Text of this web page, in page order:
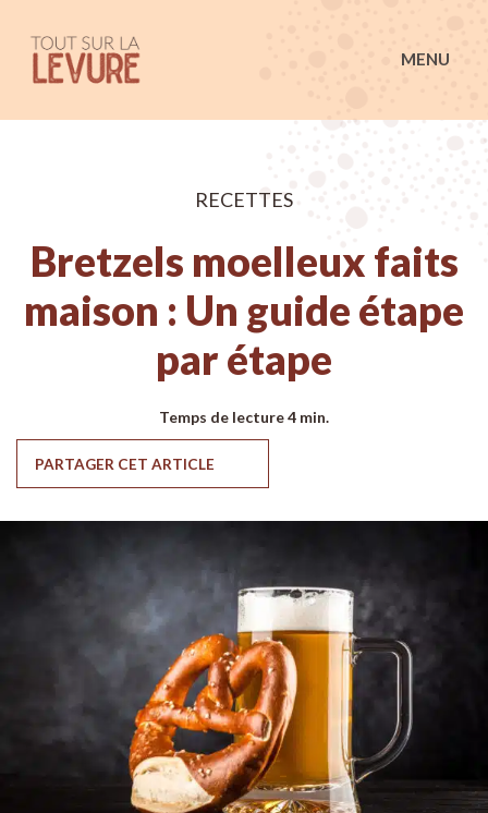
MENU
RECETTES
Bretzels moelleux faits
maison : Un guide étape
par étape
Temps de lecture4 min.
PARTAGER CET ARTICLE